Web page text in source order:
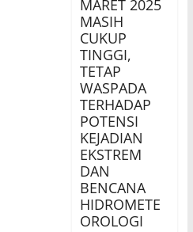
MARET 2025
MASIH
CUKUP
TINGGI,
TETAP
WASPADA
TERHADAP
POTENSI
KEJADIAN
EKSTREM
DAN
BENCANA
HIDROMETE
OROLOGI